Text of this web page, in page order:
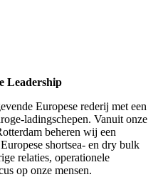
Leadership
Europese rederij met een
ladingschepen. Vanuit onze
beheren wij een
shortsea- en dry bulk
relaties, operationele
op onze mensen.